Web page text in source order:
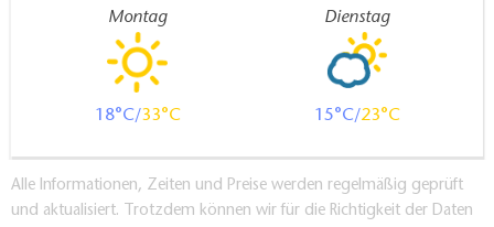
Montag
18 33
Dienstag
15 23
Alle Informationen, Zeiten und Preise werden regelmäßig geprüft
und aktualisiert. Trotzdem können wir für die Richtigkeit der Daten